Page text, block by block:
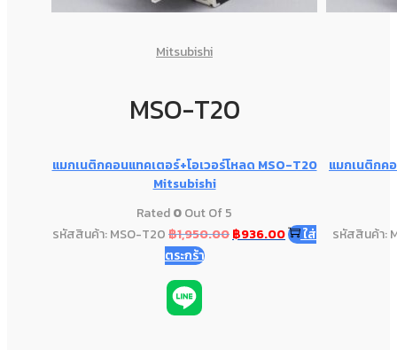
Mitsubishi
MSO-T20
แมกเนติกคอนแทคเตอร์+โอเวอร์โหลด MSO-T20
Mitsubishi
Rated0Out Of 5
รหัสสินค้า: MSO-T20฿1,950.00฿936.00
ใส่
ตระกร้า
แมกเนติกค
รหัสสินค้า: